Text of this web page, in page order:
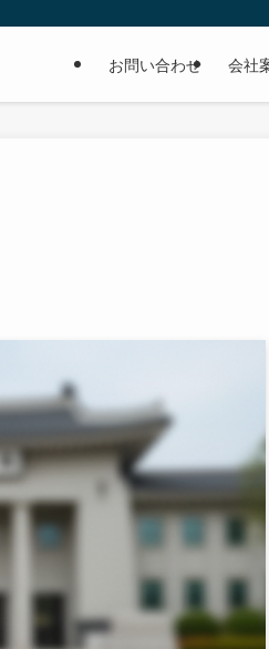
お問い合わせ 会社